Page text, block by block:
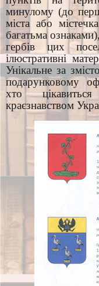
минулому (до
міста або
багатьма
гербів цих
ілюстративні
Унікальне за
подарунковому
хто
краєзнавством